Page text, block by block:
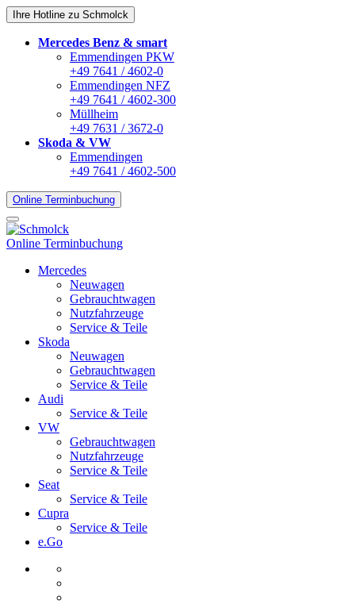
Ihre Hotline zu Schmolck
Mercedes Benz & smart
Emmendingen PKW
+49 7641 / 4602-0
Emmendingen NFZ
+49 7641 / 4602-300
Müllheim
+49 7631 / 3672-0
Skoda & VW
Emmendingen
+49 7641 / 4602-500
Online Terminbuchung
Online Terminbuchung
Mercedes
Neuwagen
Gebrauchtwagen
Nutzfahrzeuge
Service & Teile
Skoda
Neuwagen
Gebrauchtwagen
Service & Teile
Audi
Service & Teile
VW
Gebrauchtwagen
Nutzfahrzeuge
Service & Teile
Seat
Service & Teile
Cupra
Service & Teile
e.Go